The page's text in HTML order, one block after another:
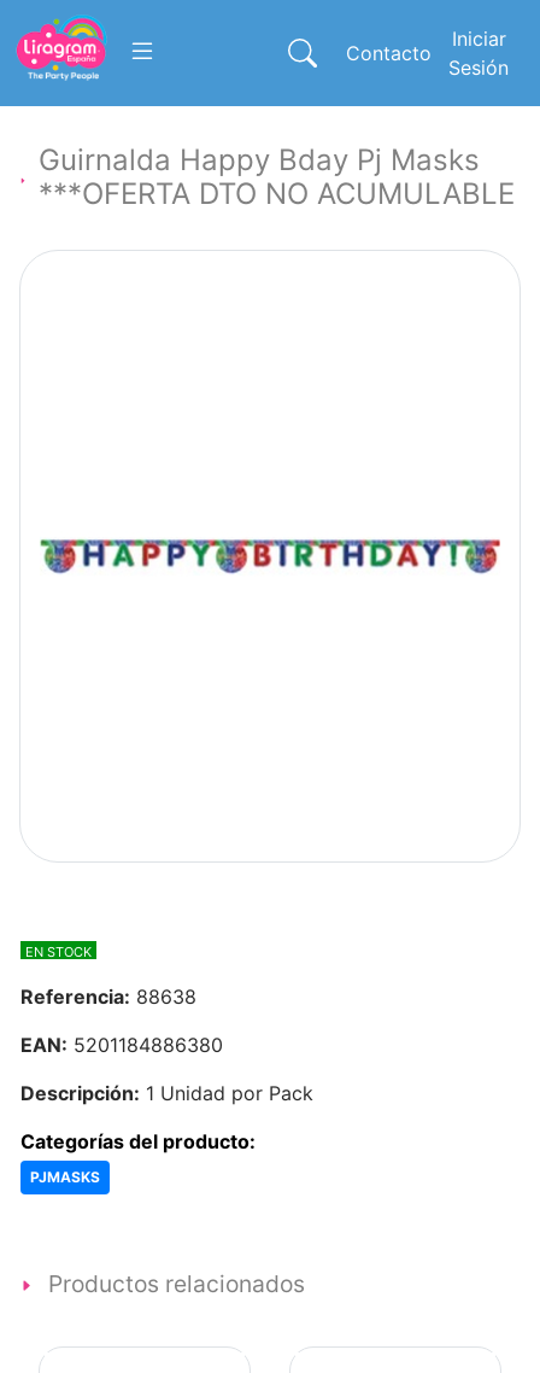
Contacto
Iniciar
Sesión
Guirnalda Happy Bday Pj Masks
***OFERTA DTO NO ACUMULABLE
EN STOCK
Referencia: 88638
EAN: 5201184886380
Descripción: 1 Unidad por Pack
Categorías del producto:
PJMASKS
Productos relacionados